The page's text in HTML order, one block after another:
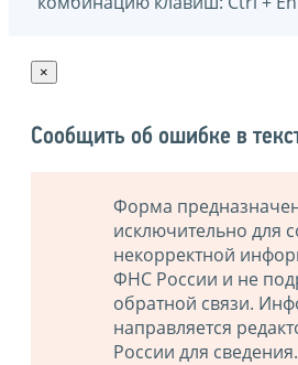
×
Сообщить об ошибке в
Форма
исключительно для
некорректной
ФНС России и не
обратной связи.
направляется
России для сведения.